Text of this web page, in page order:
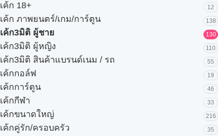
เค้ก 18+ 12
เค้ก ภาพยนตร์/เกม/การ์ตูน 138
เค้ก3มิติ ผู้ชาย 130
เค้ก3มิติ ผู้หญิง 110
เค้ก3มิติ สินค้าแบรนด์เนม / รถ 55
เค้กกอล์ฟ 19
เค้กการ์ตูน 46
เค้กกีฬา 33
เค้กขนาดใหญ่ 216
เค้กคู่รัก/ครอบครัว 35